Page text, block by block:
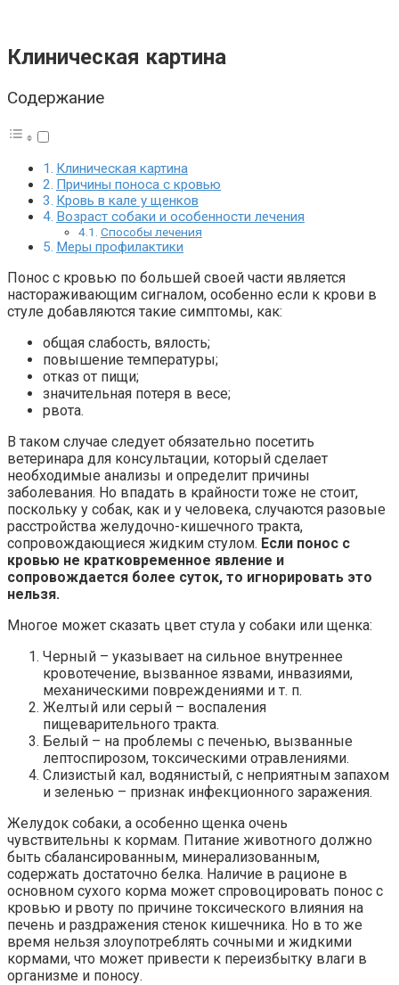
Клиническая картина
Содержание
Клиническая картина
Причины поноса с кровью
Кровь в кале у щенков
Возраст собаки и особенности лечения
Способы лечения
Меры профилактики
Понос с кровью по большей своей части является
настораживающим сигналом, особенно если к крови в
стуле добавляются такие симптомы, как:
общая слабость, вялость;
повышение температуры;
отказ от пищи;
значительная потеря в весе;
рвота.
В таком случае следует обязательно посетить
ветеринара для консультации, который сделает
необходимые анализы и определит причины
заболевания. Но впадать в крайности тоже не стоит,
поскольку у собак, как и у человека, случаются разовые
расстройства желудочно-кишечного тракта,
сопровождающиеся жидким стулом. Если понос с
кровью не кратковременное явление и
сопровождается более суток, то игнорировать это
нельзя.
Многое может сказать цвет стула у собаки или щенка:
Черный – указывает на сильное внутреннее
кровотечение, вызванное язвами, инвазиями,
механическими повреждениями и т. п.
Желтый или серый – воспаления
пищеварительного тракта.
Белый – на проблемы с печенью, вызванные
лептоспирозом, токсическими отравлениями.
Слизистый кал, водянистый, с неприятным запахом
и зеленью – признак инфекционного заражения.
Желудок собаки, а особенно щенка очень
чувствительны к кормам. Питание животного должно
быть сбалансированным, минерализованным,
содержать достаточно белка. Наличие в рационе в
основном сухого корма может спровоцировать понос с
кровью и рвоту по причине токсического влияния на
печень и раздражения стенок кишечника. Но в то же
время нельзя злоупотреблять сочными и жидкими
кормами, что может привести к переизбытку влаги в
организме и поносу.